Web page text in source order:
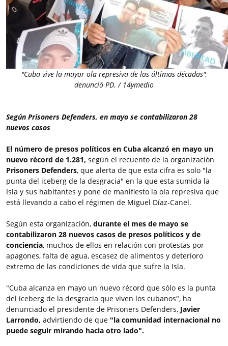
"Cuba vive la mayor ola represiva de las últimas décadas",
denunció PD. / 14ymedio
Según Prisoners Defenders, en mayo se contabilizaron 28
nuevos casos
El número de presos políticos en Cuba alcanzó en mayo un
nuevo récord de 1.281, según el recuento de la organización
Prisoners Defenders, que alerta de que esta cifra es solo "la
punta del iceberg de la desgracia" en la que esta sumida la
Isla y sus habitantes y pone de manifiesto la ola represiva que
está llevando a cabo el régimen de Miguel Díaz-Canel.
Según esta organización, durante el mes de mayo se
contabilizaron 28 nuevos casos de presos políticos y de
conciencia, muchos de ellos en relación con protestas por
apagones, falta de agua, escasez de alimentos y deterioro
extremo de las condiciones de vida que sufre la Isla.
"Cuba alcanza en mayo un nuevo récord que sólo es la punta
del iceberg de la desgracia que viven los cubanos", ha
denunciado el presidente de Prisoners Defenders, Javier
Larrondo, advirtiendo de que "la comunidad internacional no
puede seguir mirando hacia otro lado".